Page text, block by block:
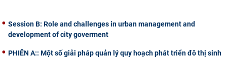
Session B: Role and challenges in urban management and
development of city goverment
PHIÊN A:: Một số giải pháp quản lý quy hoạch phát triển đô thị sinh